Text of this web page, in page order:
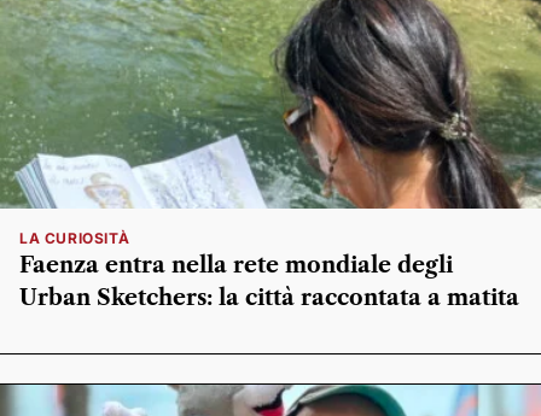
LA CURIOSITÀ
Faenza entra nella rete mondiale degli
Urban Sketchers: la città raccontata a matita